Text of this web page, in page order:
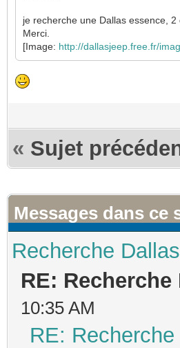
je recherche une Dallas essence,
Merci.
[Image: http://dallasjeep.free.fr/
« Sujet
Messages dans ce
Recherche
RE:
10:35 AM
RE: